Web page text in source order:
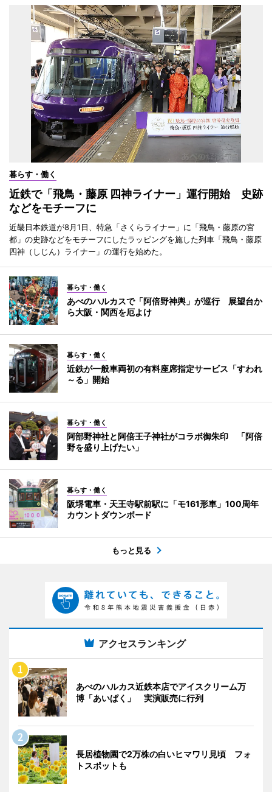
暮らす・働く
近鉄で「飛鳥・藤原 四神ライナー」運行開始 史跡
などをモチーフに
近畿日本鉄道が8月1日、特急「さくらライナー」に「飛鳥・藤原の宮
都」の史跡などをモチーフにしたラッピングを施した列車「飛鳥・藤原
四神（しじん）ライナー」の運行を始めた。
暮らす・働く
あべのハルカスで「阿倍野神輿」が巡行 展望台か
ら大阪・関西を厄よけ
暮らす・働く
近鉄が一般車両初の有料座席指定サービス「すわれ
～る」開始
暮らす・働く
阿部野神社と阿倍王子神社がコラボ御朱印 「阿倍
野を盛り上げたい」
暮らす・働く
阪堺電車・天王寺駅前駅に「モ161形車」100周年
カウントダウンボード
もっと見る
アクセスランキング
あべのハルカス近鉄本店でアイスクリーム万
博「あいぱく」 実演販売に行列
長居植物園で2万株の白いヒマワリ見頃 フォ
トスポットも